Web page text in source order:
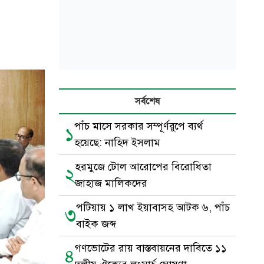
সর্বশেষ
১পাঁচ মাসে সরকার সম্পূর্ণরুপে ব্যর্থ
হয়েছে: নাহিদ ইসলাম
২হরমুজে টোল আরোপের বিরোধিতা
জাহাজ মালিকদের
৩পটিয়ায় ১ লাখ ইয়াবাসহ আটক ৬, পাঁচ
বাইক জব্দ
৪গণভোটের রায় বাস্তবায়নের দাবিতে ১১